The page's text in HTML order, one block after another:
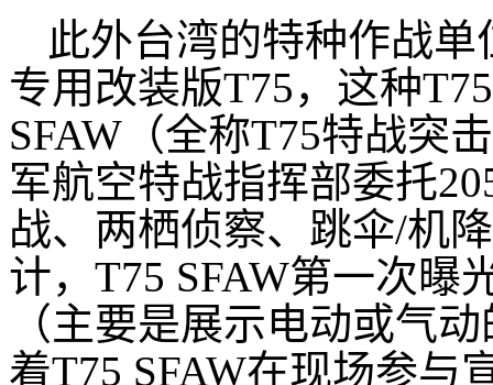
此外台湾的特种作战
专用改装版T75，这种
SFAW（全称T75特战突
军航空特战指挥部委托
战、两栖侦察、跳伞/机
计，T75 SFAW第一次曝
（主要是展示电动或气
着T75 SFAW在现场参与